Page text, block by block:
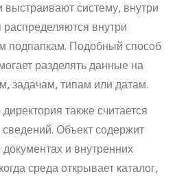
выстраивают систему, внутри
внутри
подпапкам. Подобный способ
разделять данные на
задачам, типам или датам.
также считается
Объект содержит
и внутренних
среда открывает каталог,